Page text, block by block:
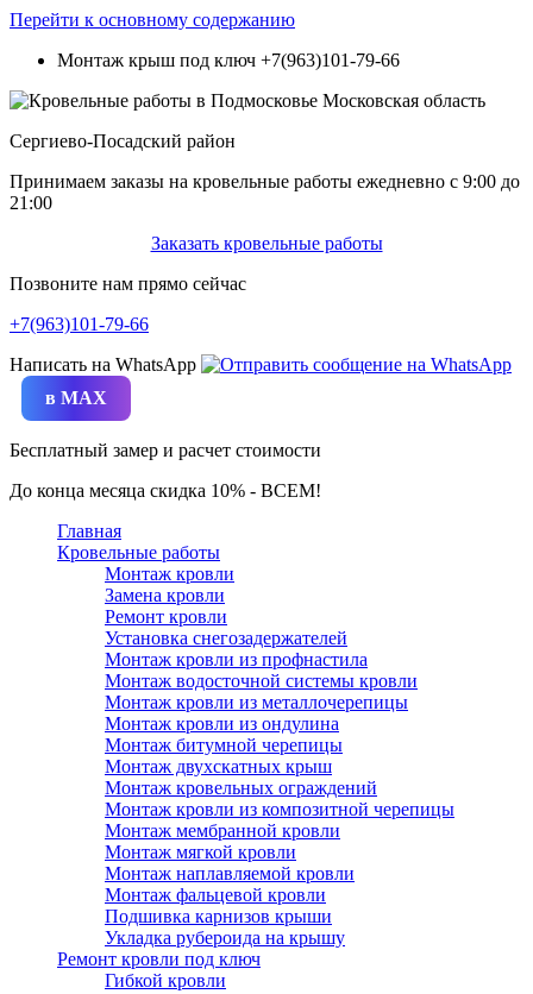
Перейти к основному содержанию
Монтаж крыш под ключ +7(963)101-79-66
Сергиево-Посадский район
Принимаем заказы на кровельные работы ежедневно c 9:00 до
21:00
Заказать кровельные работы
Позвоните нам прямо сейчас
+7(963)101-79-66
Написать на WhatsApp
в MAX
Бесплатный замер и расчет стоимости
До конца месяца скидка 10% - ВСЕМ!
Главная
Кровельные работы
Монтаж кровли
Замена кровли
Ремонт кровли
Установка снегозадержателей
Монтаж кровли из профнастила
Монтаж водосточной системы кровли
Монтаж кровли из металлочерепицы
Монтаж кровли из ондулина
Монтаж битумной черепицы
Монтаж двухскатных крыш
Монтаж кровельных ограждений
Монтаж кровли из композитной черепицы
Монтаж мембранной кровли
Монтаж мягкой кровли
Монтаж наплавляемой кровли
Монтаж фальцевой кровли
Подшивка карнизов крыши
Укладка рубероида на крышу
Ремонт кровли под ключ
Гибкой кровли